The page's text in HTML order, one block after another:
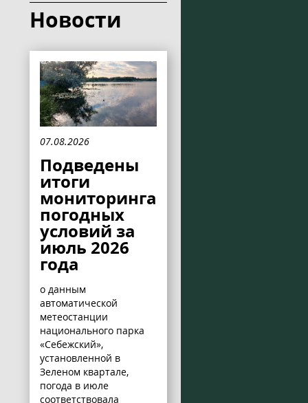
Новости
07.08.2026
Подведены
итоги
мониторинга
погодных
условий за
июль 2026
года
о данным
автоматической
метеостанции
национального парка
«Себежский»,
установленной в
Зеленом квартале,
погода в июле
соответствовала